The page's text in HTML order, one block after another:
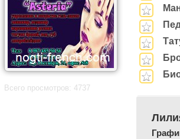
Всего просмотров: 4737